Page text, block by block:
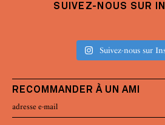
SUIVEZ-NOUS SUR
Suivez-nous sur
RECOMMANDER À UN AMI